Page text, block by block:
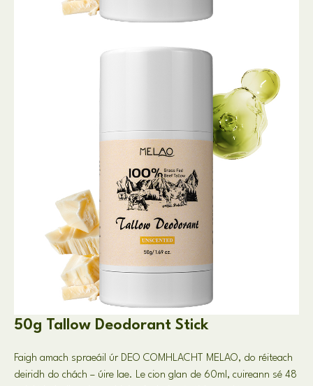
50g Tallow Deodorant Stick
Faigh amach spraeáil úr DEO COMHLACHT MELAO, do réiteach
deiridh do chách – úire lae. Le cion glan de 60ml, cuireann sé 48